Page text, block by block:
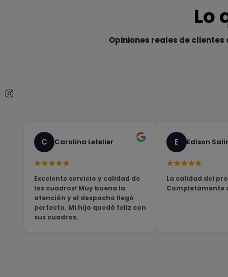
Lo
Opiniones reales de
C Carolina Letelier
★★★★★
Excelente servicio y calidad de
los cuadros! Muy buena la
atención y el despacho llegó
perfecto. Mi hijo quedó feliz con
sus cuadros.
E Edison
★★★★★
La calidad del
Completamente